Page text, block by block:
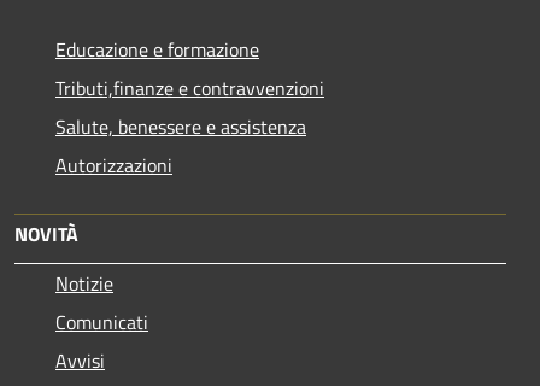
Educazione e formazione
Tributi,finanze e contravvenzioni
Salute, benessere e assistenza
Autorizzazioni
NOVITÀ
Notizie
Comunicati
Avvisi